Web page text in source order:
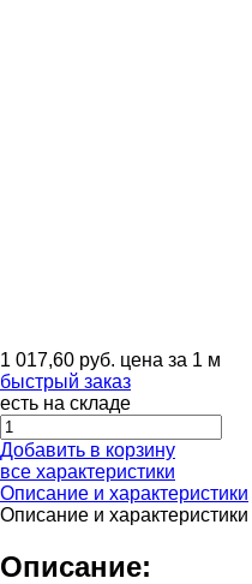
1 017,60 руб. цена за 1 м
быстрый заказ
есть на складе
Добавить в корзину
все характеристики
Описание и характеристики
Описание и характеристики
Описание: